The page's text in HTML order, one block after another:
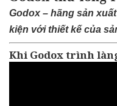
Godox – hãng sản
kiện với thiết kế của
Khi Godox trình